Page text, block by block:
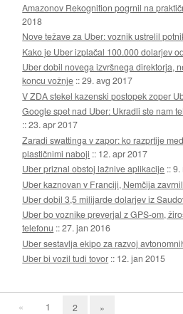
Amazonov Rekognition pogrnil na
2018
Nove težave za Uber: voznik ustrelil
Kako je Uber izplačal 100.000 dolarjev
Uber dobil novega izvršnega direktorja,
koncu vožnje ::29. avg 2017
V ZDA stekel kazenski postopek zoper
Google spet nad Uber: Ukradli ste nam
::23. apr 2017
Zaradi swattinga v zapor: ko razprtije
plastičnimi naboji :: 12. apr 2017
Uber priznal obstoj lažnive aplikacije ::9.
Uber kaznovan v Franciji, Nemčija
Uber dobil 3,5 milijarde dolarjev iz
Uber bo voznike preverjal z GPS-om,
telefonu ::27. jan 2016
Uber sestavlja ekipo za razvoj
Uber bi vozil tudi tovor :: 12. jan 2015
« 1 2 »